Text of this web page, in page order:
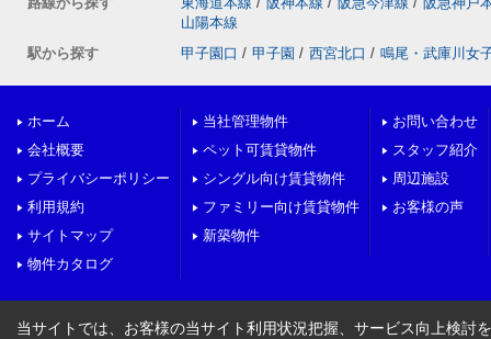
山陽本線
駅から探す
甲子園口 / 甲子園 / 西宮北口 / 鳴尾・武庫川女
ホーム
会社概要
プライバシーポリシー
利用規約
サイトマップ
物件カタログ
当社管理物件
ペット可賃貸物件
シングル向け賃貸物件
ファミリー向け賃貸物件
新築物件
お問い合わせ
スタッフ紹介
周辺施設
お客様の声
当サイトでは、お客様の当サイト利用状況把握、サービス向上検討